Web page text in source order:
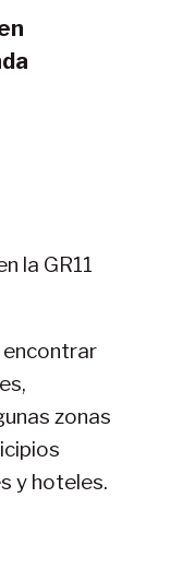
la GR11
encontrar
zonas
y hoteles.